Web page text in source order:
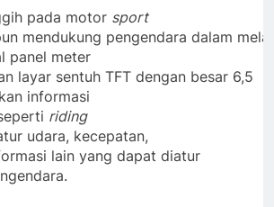
pada motor sport
mendukung pengendara dalam
panel meter
layar sentuh TFT dengan besar 6,5
informasi
riding
udara, kecepatan,
lain yang dapat diatur